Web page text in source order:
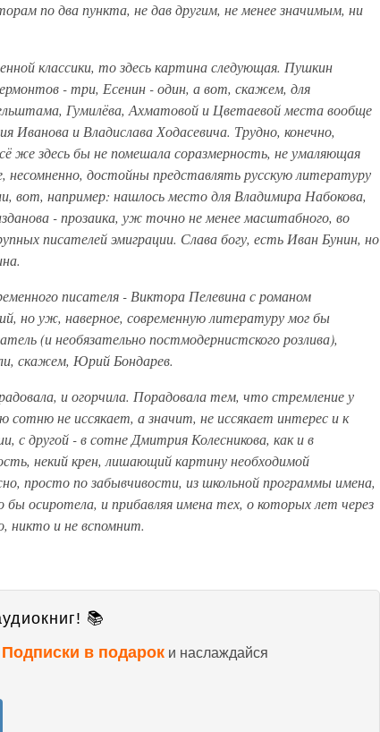
по два пункта, не дав другим, не менее значимым, ни
классики, то здесь картина следующая. Пушкин
- три, Есенин - один, а вот, скажем, для
Гумилёва, Ахматовой и Цветаевой места вообще
Иванова и Владислава Ходасевича. Трудно, конечно,
же здесь бы не помешала соразмерность, не умаляющая
несомненно, достойны представлять русскую литературу
вот, например: нашлось место для Владимира Набокова,
- прозаика, уж точно не менее масштабного, во
писателей эмиграции. Слава богу, есть Иван Бунин, но
писателя - Виктора Пелевина с романом
но уж, наверное, современную литературу мог бы
(и необязательно постмодернистского розлива),
скажем, Юрий Бондарев.
и огорчила. Порадовала тем, что стремление у
не иссякает, а значит, не иссякает интерес и к
с другой - в сотне Дмитрия Колесникова, как и в
некий крен, лишающий картину необходимой
просто по забывчивости, из школьной программы имена,
бы осиротела, и прибавляя имена тех, о которых лет через
никто и не вспомнит.
📚
в подарок и наслаждайся